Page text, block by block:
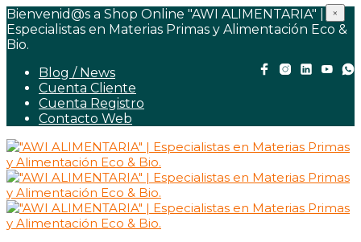
Bienvenid@s a Shop Online "AWI ALIMENTARIA" |
Especialistas en Materias Primas y Alimentación Eco &
Bio.
Blog / News
Cuenta Cliente
Cuenta Registro
Contacto Web
×